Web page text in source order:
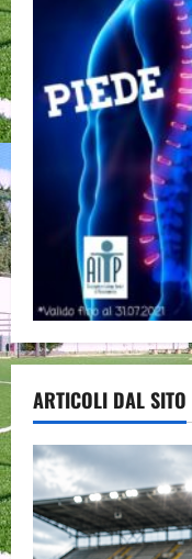
ARTICOLI DAL SITO